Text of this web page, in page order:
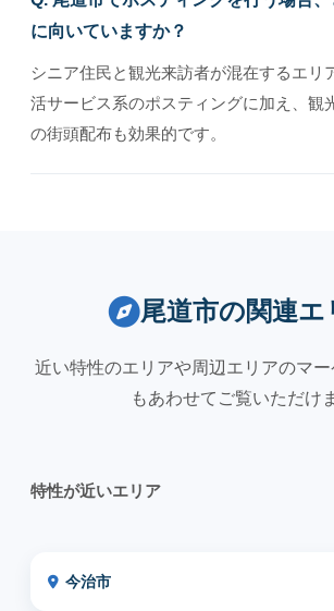
に向いていますか？
シニア住民と観光来訪者が混在するエリ
活サービス系のポスティングに加え、観
の街頭配布も効果的です。
尾道市の関連エ
近い特性のエリアや周辺エリアのマ
もあわせてご覧いただけ
特性が近いエリア
今治市